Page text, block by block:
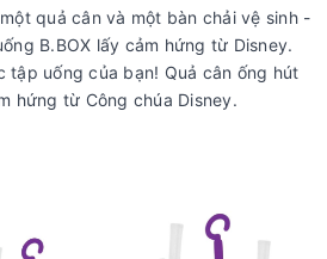
quả cân và một bàn chải vệ sinh -
B.BOX lấy cảm hứng từ Disney.
tập uống của bạn! Quả cân ống hút
hứng từ Công chúa Disney.